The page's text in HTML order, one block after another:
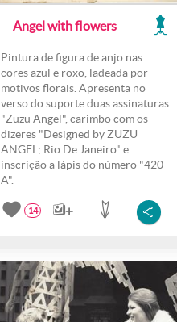
Angel with flowers
Pintura de figura de anjo nas
cores azul e roxo, ladeada por
motivos florais. Apresenta no
verso do suporte duas assinaturas
"Zuzu Angel", carimbo com os
dizeres "Designed by ZUZU
ANGEL; Rio De Janeiro" e
inscrição a lápis do número "420
A".
14